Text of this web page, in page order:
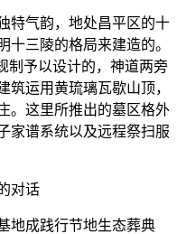
特气韵，地处昌平区的十
十三陵的格局来建造的。
制予以设计的，神道两旁
筑运用黄琉璃瓦歇山顶，
。这里所推出的墓区格外
家谱系统以及远程祭扫服
对话
地成践行节地生态葬典